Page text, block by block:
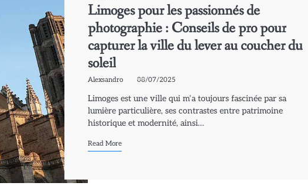
Limoges pour les passionnés de
photographie : Conseils de pro pour
capturer la ville du lever au coucher du
soleil
Alexsandro 08/07/2025
Limoges est une ville qui m’a toujours fascinée par sa
lumière particulière, ses contrastes entre patrimoine
historique et modernité, ainsi…
Read More